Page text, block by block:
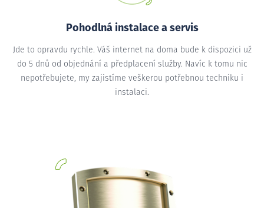
Pohodlná instalace a servis
Jde to opravdu rychle. Váš internet na doma bude k dispozici už
do 5 dnů od objednání a předplacení služby. Navíc k tomu nic
nepotřebujete, my zajistíme veškerou potřebnou techniku i
instalaci.